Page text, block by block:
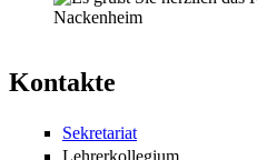
Kontakte
Sekretariat